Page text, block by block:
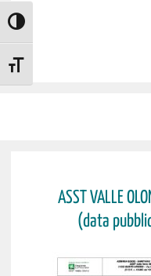
ATTIVA/DISATTIVA ALTO CONTRASTO
ATTIVA/DISATTIVA DIMENSIONE TESTO
ASST VALLE
(data